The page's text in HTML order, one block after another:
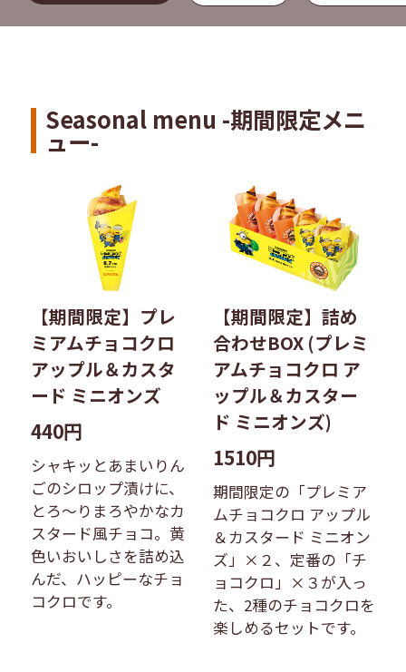
Seasonal menu -期間限定メニ
ュー-
【期間限定】プレ
ミアムチョコクロ
アップル＆カスタ
ード ミニオンズ
440円
シャキッとあまいりん
ごのシロップ漬けに、
とろ〜りまろやかなカ
スタード風チョコ。黄
色いおいしさを詰め込
んだ、ハッピーなチョ
コクロです。
【期間限定】詰め
合わせBOX (プレミ
アムチョコクロ ア
ップル＆カスター
ド ミニオンズ)
1510円
期間限定の「プレミア
ムチョコクロ アップル
＆カスタード ミニオン
ズ」×２、定番の「チ
ョコクロ」×３が入っ
た、2種のチョコクロを
楽しめるセットです。